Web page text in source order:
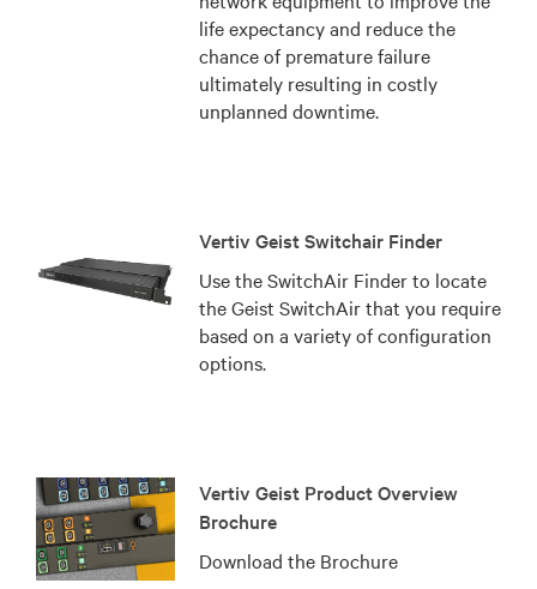
life expectancy and reduce the
chance of premature failure
ultimately resulting in costly
unplanned downtime.
Vertiv Geist Switchair Finder
Use the SwitchAir Finder to locate
the Geist SwitchAir that you require
based on a variety of configuration
options.
Vertiv Geist Product Overview
Brochure
Download the Brochure